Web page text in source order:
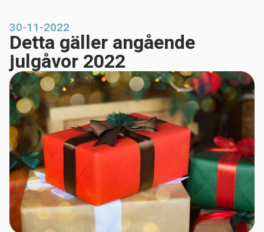
30-11-2022
Detta gäller angående
julgåvor 2022